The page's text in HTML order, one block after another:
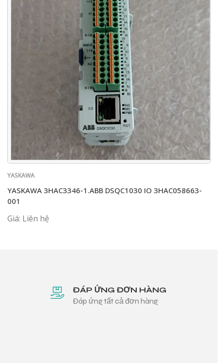
YASKAWA
YASKAWA 3HAC3346-1.ABB DSQC1030 IO 3HAC058663-
001
Giá: Liên hệ
ĐÁP ỨNG ĐƠN HÀNG
Đáp ứng tất cả đơn hàng